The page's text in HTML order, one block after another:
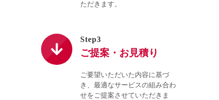
ただきます。
Step3
ご提案・お見積り
ご要望いただいた内容に基づ
き、最適なサービスの組み合わ
せをご提案させていただきま